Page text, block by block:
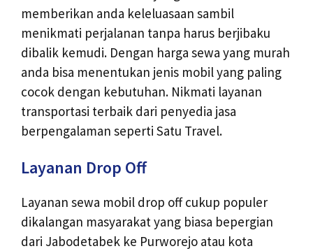
memberikan anda keleluasaan sambil
menikmati perjalanan tanpa harus berjibaku
dibalik kemudi. Dengan harga sewa yang murah
anda bisa menentukan jenis mobil yang paling
cocok dengan kebutuhan. Nikmati layanan
transportasi terbaik dari penyedia jasa
berpengalaman seperti Satu Travel.
Layanan Drop Off
Layanan sewa mobil drop off cukup populer
dikalangan masyarakat yang biasa bepergian
dari Jabodetabek ke Purworejo atau kota